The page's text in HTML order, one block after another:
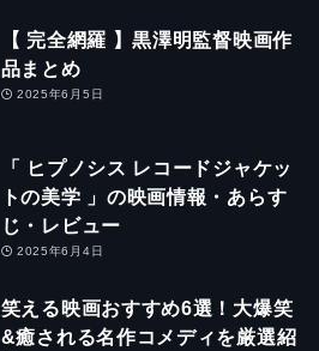
【 完全網羅 】黒澤明監督映画作
品まとめ
2025年6月5日
「 ヒプノシス レコードジャケッ
トの美学 」の映画情報・あらす
じ・レビュー
2025年6月4日
笑える映画おすすめ6選！大爆笑
&癒される名作コメディを厳選紹